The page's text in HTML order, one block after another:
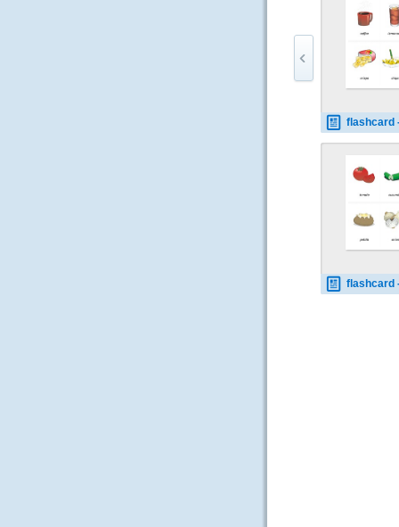
flashcard - food-
flashcard -